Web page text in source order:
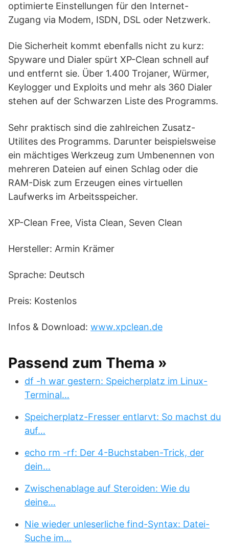
optimierte Einstellungen für den Internet-
Zugang via Modem, ISDN, DSL oder Netzwerk.
Die Sicherheit kommt ebenfalls nicht zu kurz:
Spyware und Dialer spürt XP-Clean schnell auf
und entfernt sie. Über 1.400 Trojaner, Würmer,
Keylogger und Exploits und mehr als 360 Dialer
stehen auf der Schwarzen Liste des Programms.
Sehr praktisch sind die zahlreichen Zusatz-
Utilites des Programms. Darunter beispielsweise
ein mächtiges Werkzeug zum Umbenennen von
mehreren Dateien auf einen Schlag oder die
RAM-Disk zum Erzeugen eines virtuellen
Laufwerks im Arbeitsspeicher.
XP-Clean Free, Vista Clean, Seven Clean
Hersteller: Armin Krämer
Sprache: Deutsch
Preis: Kostenlos
Infos & Download: www.xpclean.de
Passend zum Thema »
df -h war gestern: Speicherplatz im Linux-
Terminal…
Speicherplatz-Fresser entlarvt: So machst du
auf…
echo rm -rf: Der 4-Buchstaben-Trick, der
dein…
Zwischenablage auf Steroiden: Wie du
deine…
Nie wieder unleserliche find-Syntax: Datei-
Suche im…